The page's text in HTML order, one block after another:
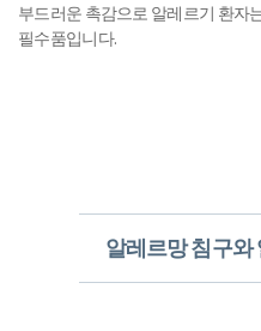
부드러운 촉감으로 알레르기 환자
필수품입니다.
알레르망 침구와